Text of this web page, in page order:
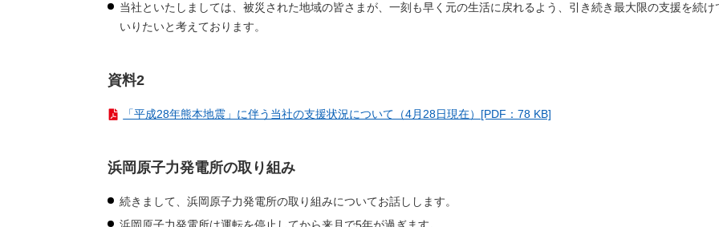
当社といたしましては、被災された地域の皆さまが、一刻も早く元の生活に戻れるよう、引き続き最大限の支援を続け
いりたいと考えております。
資料2
「平成28年熊本地震」に伴う当社の支援状況について（4月28日現在）[PDF：78 KB]
浜岡原子力発電所の取り組み
続きまして、浜岡原子力発電所の取り組みについてお話しします。